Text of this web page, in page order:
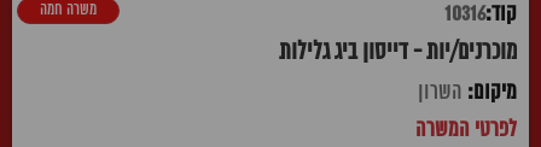
10316
מוכרנים/יות - דייסון ביג גלילות
משרה חמה
השרון